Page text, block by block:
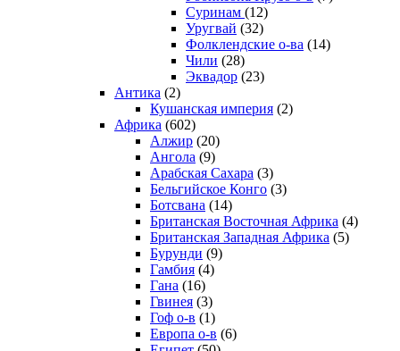
Суринам (12)
Уругвай (32)
Фолклендские о-ва (14)
Чили (28)
Эквадор (23)
Антика (2)
Кушанская империя (2)
Африка (602)
Алжир (20)
Ангола (9)
Арабская Сахара (3)
Бельгийское Конго (3)
Ботсвана (14)
Британская Восточная Африка (4)
Британская Западная Африка (5)
Бурунди (9)
Гамбия (4)
Гана (16)
Гвинея (3)
Гоф о-в (1)
Европа о-в (6)